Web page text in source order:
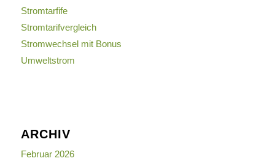
Stromtarfife
Stromtarifvergleich
Stromwechsel mit Bonus
Umweltstrom
ARCHIV
Februar 2026